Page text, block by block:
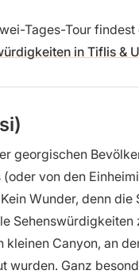
Tages-Tour findest
in Tiflis &
georgischen
von den
Wunder, denn die
Sehenswürdigkeiten
kleinen Canyon, an
wurden. Ganz